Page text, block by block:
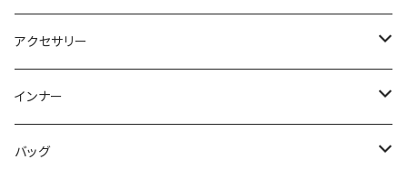
パーカー
スウェット/トレーナー
その他
その他
オールインワン
ワンピース
ラッシュガード
その他
ミディアム/ミモレ
ロング/マキシ
袖付き
パンツスーツ
スカートスーツ
その他
アクセサリー
ネックレス
ブレスレット
インナー
ブラ/ブラトップ/ベアトップ
バッグ